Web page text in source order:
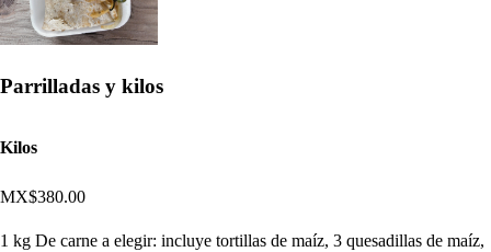
Parrilladas y kilos
Kilos
MX$380.00
1 kg De carne a elegir: incluye tortillas de maíz, 3 quesadillas de maíz,